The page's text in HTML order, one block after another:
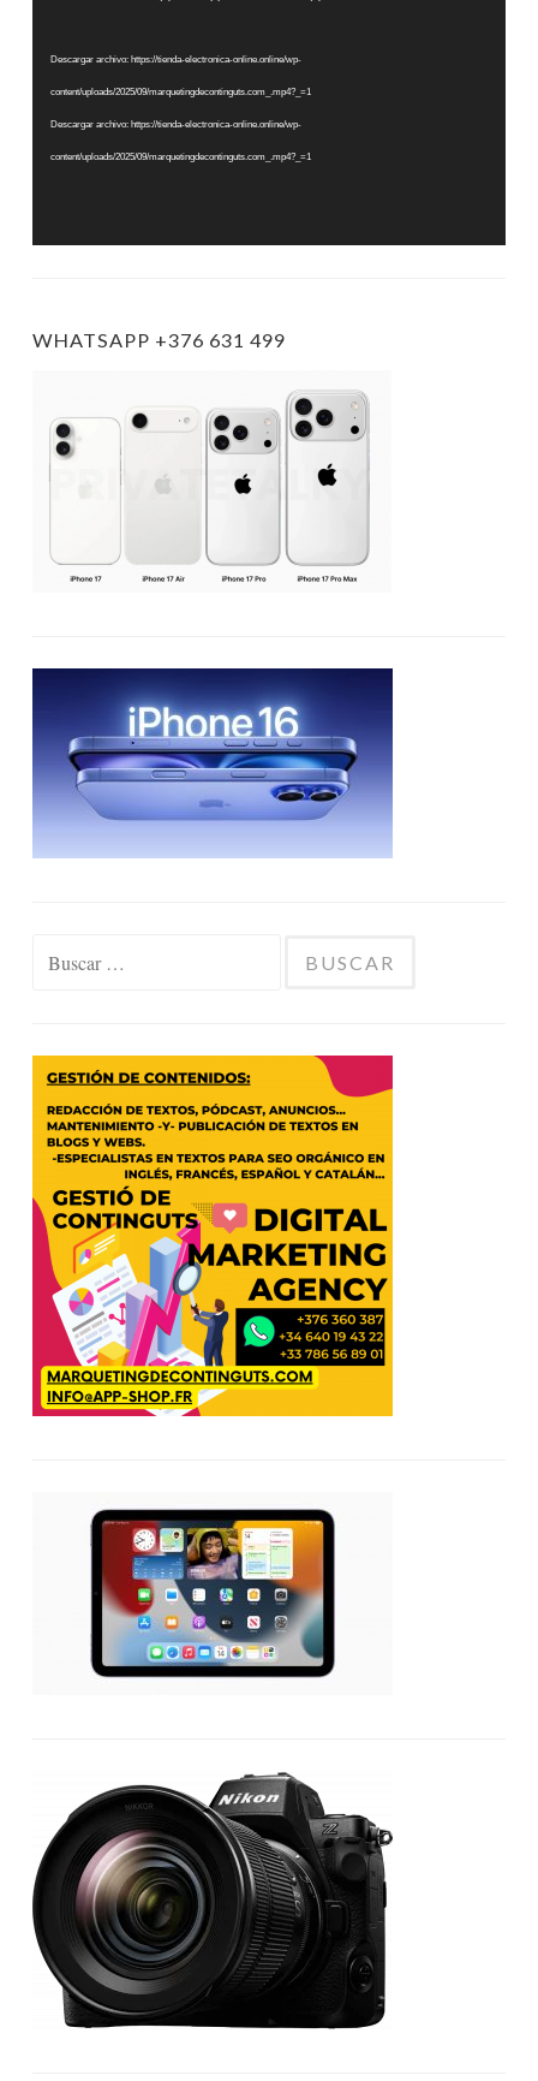
vídeoDescargar archivo: https://tienda-electronica-online.online/wp-
content/uploads/2025/09/marquetingdecontinguts.com_.mp4?_=1
Descargar archivo: https://tienda-electronica-online.online/wp-
content/uploads/2025/09/marquetingdecontinguts.com_.mp4?_=1
WHATSAPP +376 631 499